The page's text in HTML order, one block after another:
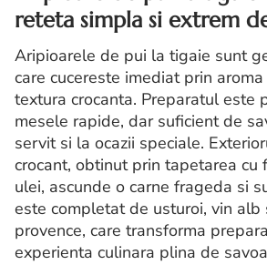
reteta simpla si extrem
Aripioarele de pui la tigaie sunt
care cucereste imediat prin
textura crocanta. Preparatul este
mesele rapide, dar suficient de
servit si la ocazii speciale.
crocant, obtinut prin tapetarea cu
ulei, ascunde o carne frageda si
este completat de usturoi, vin alb
provence, care transforma
experienta culinara plina de